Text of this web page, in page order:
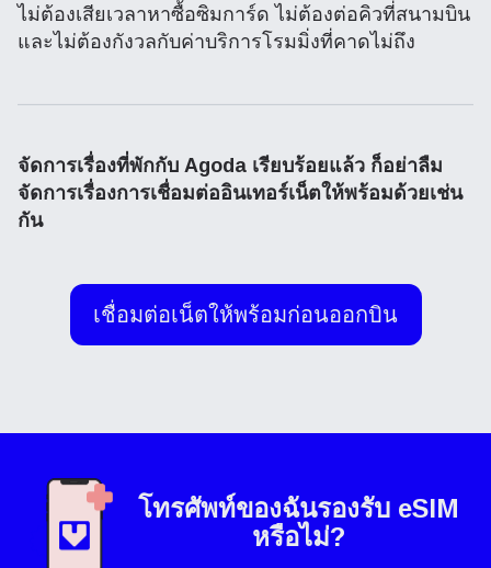
ไม่ต้องเสียเวลาหาซื้อซิมการ์ด ไม่ต้องต่อคิวที่สนามบิน
และไม่ต้องกังวลกับค่าบริการโรมมิ่งที่คาดไม่ถึง
จัดการเรื่องที่พักกับ Agoda เรียบร้อยแล้ว ก็อย่าลืม
จัดการเรื่องการเชื่อมต่ออินเทอร์เน็ตให้พร้อมด้วยเช่น
กัน
เชื่อมต่อเน็ตให้พร้อมก่อนออกบิน
โทรศัพท์ของฉันรองรับ eSIM
หรือไม่?